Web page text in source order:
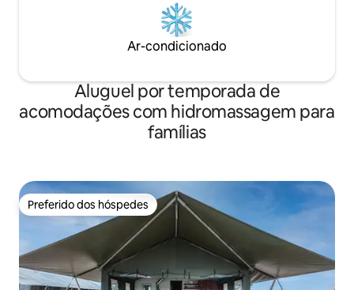
Ar-condicionado
Aluguel por temporada de
acomodações com hidromassagem para
famílias
Preferido dos hóspedes
Preferido dos hóspedes